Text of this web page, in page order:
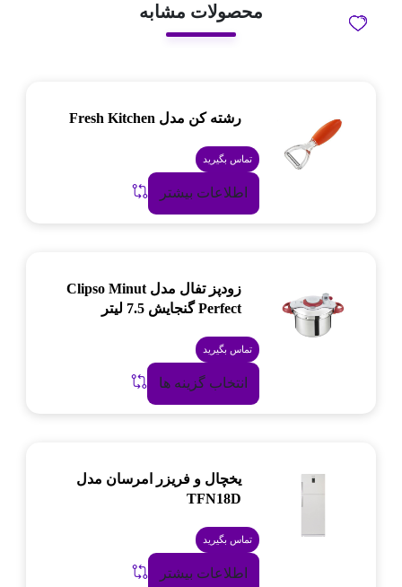
محصولات مشابه
رشته کن مدل Fresh Kitchen
تماس بگیرید
اطلاعات بیشتر
زودپز تفال مدل Clipso Minut
Perfect گنجایش 7.5 لیتر
تماس بگیرید
انتخاب گزینه ها
یخچال و فریزر امرسان مدل
TFN18D
تماس بگیرید
اطلاعات بیشتر